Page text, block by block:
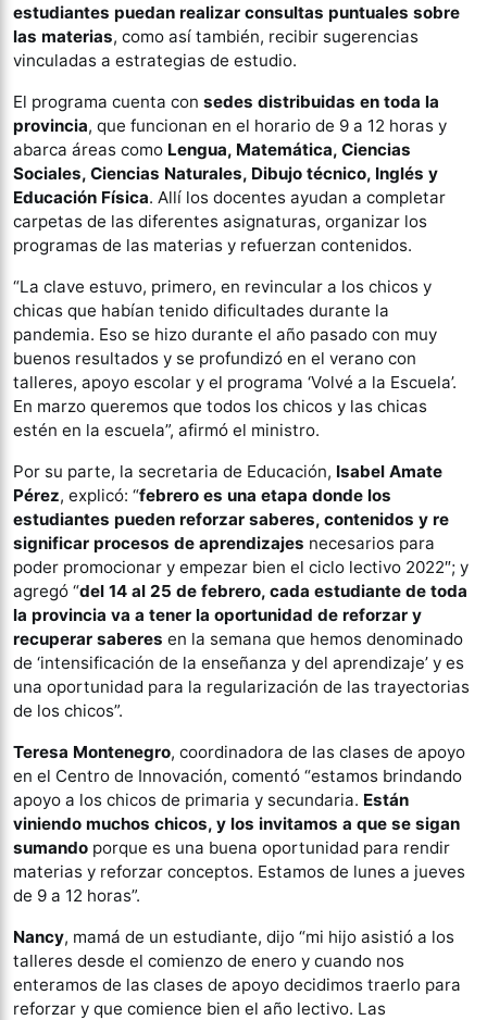
estudiantes puedan realizar consultas puntuales sobre
las materias, como así también, recibir sugerencias
vinculadas a estrategias de estudio.
El programa cuenta con sedes distribuidas en toda la
provincia, que funcionan en el horario de 9 a 12 horas y
abarca áreas como Lengua, Matemática, Ciencias
Sociales, Ciencias Naturales, Dibujo técnico, Inglés y
Educación Física. Allí los docentes ayudan a completar
carpetas de las diferentes asignaturas, organizar los
programas de las materias y refuerzan contenidos.
“La clave estuvo, primero, en revincular a los chicos y
chicas que habían tenido dificultades durante la
pandemia. Eso se hizo durante el año pasado con muy
buenos resultados y se profundizó en el verano con
talleres, apoyo escolar y el programa ‘Volvé a la Escuela’.
En marzo queremos que todos los chicos y las chicas
estén en la escuela”, afirmó el ministro.
Por su parte, la secretaria de Educación, Isabel Amate
Pérez, explicó: “febrero es una etapa donde los
estudiantes pueden reforzar saberes, contenidos y re
significar procesos de aprendizajes necesarios para
poder promocionar y empezar bien el ciclo lectivo 2022″; y
agregó “del 14 al 25 de febrero, cada estudiante de toda
la provincia va a tener la oportunidad de reforzar y
recuperar saberes en la semana que hemos denominado
de ‘intensificación de la enseñanza y del aprendizaje’ y es
una oportunidad para la regularización de las trayectorias
de los chicos”.
Teresa Montenegro, coordinadora de las clases de apoyo
en el Centro de Innovación, comentó “estamos brindando
apoyo a los chicos de primaria y secundaria. Están
viniendo muchos chicos, y los invitamos a que se sigan
sumando porque es una buena oportunidad para rendir
materias y reforzar conceptos. Estamos de lunes a jueves
de 9 a 12 horas”.
Nancy, mamá de un estudiante, dijo “mi hijo asistió a los
talleres desde el comienzo de enero y cuando nos
enteramos de las clases de apoyo decidimos traerlo para
reforzar y que comience bien el año lectivo. Las